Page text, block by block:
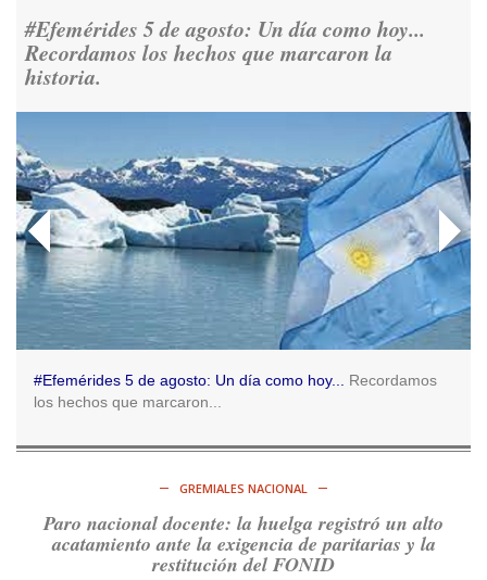
Ver en X
@consensopatagon
: 📢 MARCHAMOS 📍Desde la ex ESMA
hasta San José 1111, hacia Plaza de Mayo.
https://t.co/o7PaEbKM36
Ver en X
Consenso Patagónico
@consensopatagon
5d
RT @caortega64:https://t.co/q6PsJKqeuz
Consenso Patagónico
derechos y por su organización. Hoy lo vuelven a intentar.
Ver en X
#Efemérides 5 de agosto: Un día como hoy...
Recordamos los hechos que marcaron la
historia.
#Efemérides 5 de agosto: Un día como hoy... Recordamos
los hechos que marcaron...
GREMIALES NACIONAL
Paro nacional docente: la huelga registró un alto
acatamiento ante la exigencia de paritarias y la
restitución del FONID